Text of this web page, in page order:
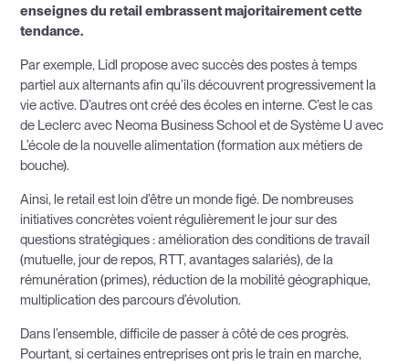
enseignes du retail embrassent majoritairement cette
tendance.
Par exemple, Lidl propose avec succès des postes à temps
partiel aux alternants afin qu’ils découvrent progressivement la
vie active. D’autres ont créé des écoles en interne. C’est le cas
de Leclerc avec Neoma Business School et de Système U avec
L’école de la nouvelle alimentation (formation aux métiers de
bouche).
Ainsi, le retail est loin d’être un monde figé. De nombreuses
initiatives concrètes voient régulièrement le jour sur des
questions stratégiques : amélioration des conditions de travail
(mutuelle, jour de repos, RTT, avantages salariés), de la
rémunération (primes), réduction de la mobilité géographique,
multiplication des parcours d’évolution.
Dans l’ensemble, difficile de passer à côté de ces progrès.
Pourtant, si certaines entreprises ont pris le train en marche,